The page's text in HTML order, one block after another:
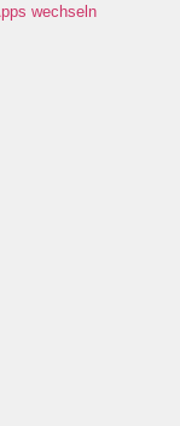
wechseln